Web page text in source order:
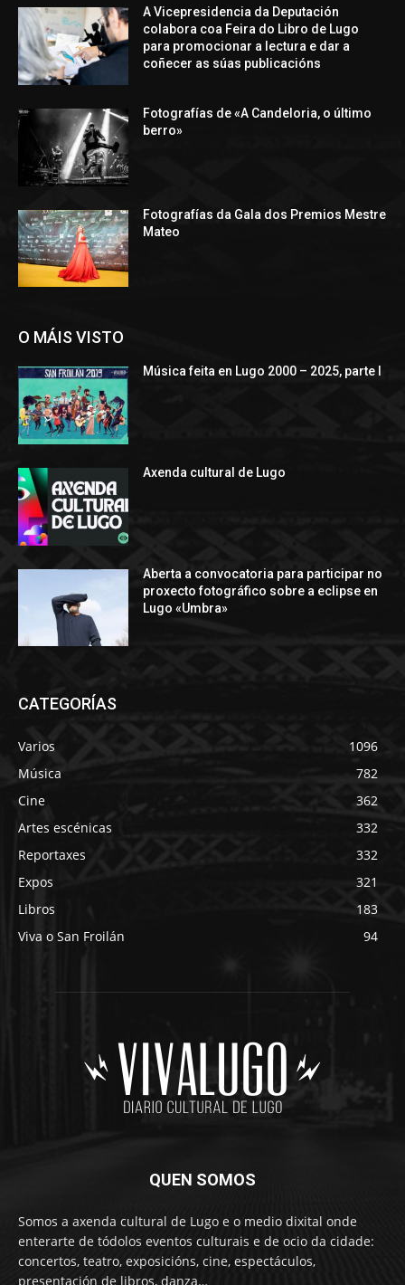
A Vicepresidencia da Deputación
colabora coa Feira do Libro de Lugo
para promocionar a lectura e dar a
coñecer as súas publicacións
Fotografías de «A Candeloria, o último
berro»
Fotografías da Gala dos Premios Mestre
Mateo
O MÁIS VISTO
Música feita en Lugo 2000 – 2025, parte I
Axenda cultural de Lugo
Aberta a convocatoria para participar no
proxecto fotográfico sobre a eclipse en
Lugo «Umbra»
CATEGORÍAS
Varios
1096
Música
782
Cine
362
Artes escénicas
332
Reportaxes
332
Expos
321
Libros
183
Viva o San Froilán
94
QUEN SOMOS
Somos a axenda cultural de Lugo e o medio dixital onde
enterarte de tódolos eventos culturais e de ocio da cidade:
concertos, teatro, exposicións, cine, espectáculos,
presentación de libros, danza…